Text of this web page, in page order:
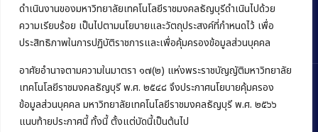
ดำเนินงานของมหาวิทยาลัยเทคโนโลยีราชมงคลธัญบุรีดำเนินไปด้วย
ความเรียบร้อย เป็นไปตามนโยบายและวัตถุประสงค์ที่กำหนดไว้ เพื่อ
ประสิทธิภาพในการปฏิบัติราชการและเพื่อคุ้มครองข้อมูลส่วนบุคคล
อาศัยอำนาจตามความในมาตรา ๑๗(๒) แห่งพระราชบัญญัติมหาวิทยาลัย
เทคโนโลยีราชมงคลธัญบุรี พ.ศ. ๒๕๔๘ จึงประกาศนโยบายคุ้มครอง
ข้อมูลส่วนบุคคล มหาวิทยาลัยเทคโนโลยีราชมงคลธัญบุรี พ.ศ. ๒๕๖๖
แนบท้ายประกาศนี้ ทั้งนี้ ตั้งแต่บัดนี้เป็นต้นไป
Copyright © 2022 คณะบริหารธุรกิจ มหาวิทยาลัยเทคโนโลยีราชมงคล